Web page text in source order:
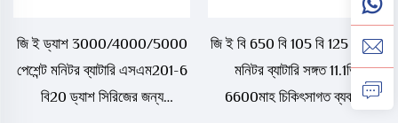
জি ই ড্যাশ 3000/4000/5000
পেশেন্ট মনিটর ব্যাটারি এসএম201-6
বি20 ড্যাশ সিরিজের জন্য
জি ই বি 650 বি 105 বি 125 পেশেন্ট
মনিটর ব্যাটারি সঙ্গত 11.1ভি
6600মাহ চিকিৎসাগত ব্যবহার্য